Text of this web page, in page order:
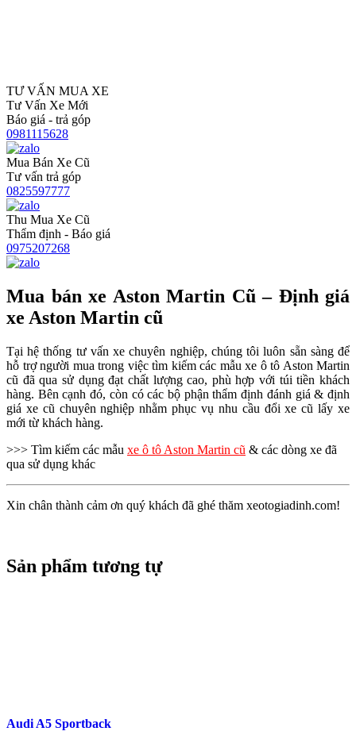
TƯ VẤN MUA XE
Tư Vấn Xe Mới
Báo giá - trả góp
0981115628
Mua Bán Xe Cũ
Tư vấn trả góp
0825597777
Thu Mua Xe Cũ
Thẩm định - Báo giá
0975207268
Mua bán xe Aston Martin Cũ – Định giá
xe Aston Martin cũ
Tại hệ thống tư vấn xe chuyên nghiệp, chúng tôi luôn sẵn sàng để
hỗ trợ người mua trong việc tìm kiếm các mẫu xe ô tô Aston Martin
cũ đã qua sử dụng đạt chất lượng cao, phù hợp với túi tiền khách
hàng. Bên cạnh đó, còn có các bộ phận thẩm định đánh giá & định
giá xe cũ chuyên nghiệp nhằm phục vụ nhu cầu đổi xe cũ lấy xe
mới từ khách hàng.
>>> Tìm kiếm các mẫu xe ô tô Aston Martin cũ & các dòng xe đã
qua sử dụng khác
Xin chân thành cảm ơn quý khách đã ghé thăm xeotogiadinh.com!
Sản phẩm tương tự
Audi A5 Sportback